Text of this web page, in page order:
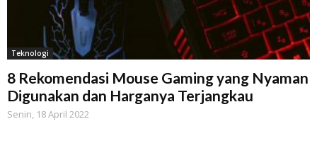
Teknologi
8 Rekomendasi Mouse Gaming yang Nyaman
Digunakan dan Harganya Terjangkau
Senin, 18 April 2022